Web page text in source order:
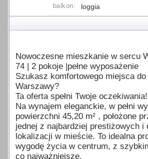
balkon: loggia
Nowoczesne mieszkanie w sercu
74 | 2 pokoje |pełne wyposażenie
Szukasz komfortowego miejsca
Warszawy?
Ta oferta spełni Twoje oczekiwania!
Na wynajem eleganckie, w pełni
powierzchni 45,20 m² , położone
jednej z najbardziej prestiżowych i
lokalizacji w mieście. To idealna
wygodę życia w centrum, z
co najważniejsze.